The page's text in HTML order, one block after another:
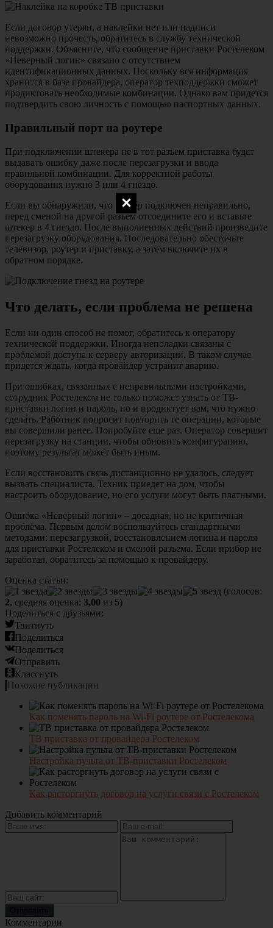
Если договор утерян, а наклейки нет или надписи
невозможно прочесть, обратитесь в службу технической
поддержки. Объясните, что сообщение приставки Ростелеком
«Неверный логин» связано с отсутствием
идентификационных данных. Поскольку вся информация
хранится в базе провайдера, оператор техподдержки сможет
продиктовать необходимые комбинации. Однако вам придется
подтвердить свою личность с помощью паспортных данных.
Правильный порт на роутере
При подключении штекера не в тот разъем приставка будет
выдавать ошибку даже после перезагрузки и ввода
правильной комбинации. Для корректной работы
оборудования нужно 3 или 4 гнездо.
Если вы обнаружили, что роутер подключен неправильно,
перед сменой на другой разъем отсоедините его и вставьте
штекер в 4 гнездо. После выполненных действий произведите
перезагрузку оборудования. Последовательно обесточьте
телевизор, роутер и приставку, а затем включите их в
обратном порядке.
Что делать, если проблема не решена
Если ни один способ не помог, обратитесь к оператору
технической поддержки. Иногда неполадки связаны с
проблемой доступа к серверу авторизации. В таком случае
придется ждать, когда провайдер устранит аварию.
При ошибках, связанных с неправильными настройками,
сотрудник Ростелеком не только поможет узнать от ТВ-
приставки логин и пароль, но и продиктует вам, что нужно
сделать. Работник попросит повторить те операции, которые
вы совершили ранее. Попробуйте еще раз. Оператор совершит
перезагрузку на станции, чтобы обновить конфигурацию,
поэтому результат может быть иным.
Если восстановить связь дистанционно не удалось, следует
вызвать специалиста. Техник приедет на дом, чтобы
настроить оборудование, но его услуги могут быть платными.
Ошибка «Неверный логин» – досадная, но не критичная
проблема. Первым делом воспользуйтесь стандартными
методами: перезагрузкой, восстановлением логина и пароля
для приставки Ростелеком и сменой разъема. Если прибор не
заработал, обратитесь за помощью к провайдеру.
Оценка статьи:
(голосов:
2, средняя оценка: 3,00 из 5)
Поделиться с друзьями:
Твитнуть
Поделиться
Поделиться
Отправить
Класснуть
Похожие публикации
Как поменять пароль на Wi-Fi роутере от Ростелекома
ТВ приставка от провайдера Ростелеком
Настройка пульта от ТВ-приставки Ростелеком
Как расторгнуть договор на услуги связи с Ростелеком
Добавить комментарий
Комментарии